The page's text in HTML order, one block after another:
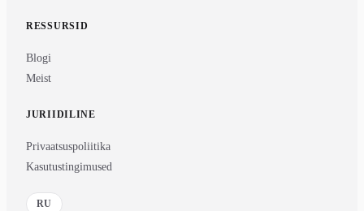
RESSURSID
Blogi
Meist
JURIIDILINE
Privaatsuspoliitika
Kasutustingimused
RU